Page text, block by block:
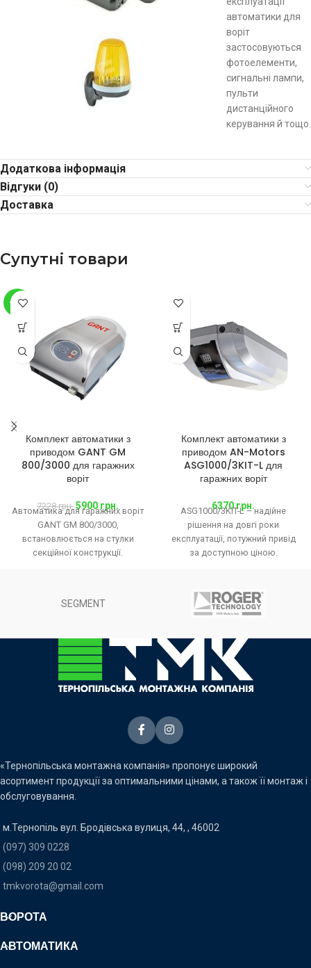
автоматики для
воріт
застосовуються
фотоелементи,
сигнальні лампи,
пульти
дистанційного
керування й тощо.
Додаткова інформація
Відгуки (0)
Доставка
Супутні товари
-18%
Комплект автоматики з
приводом GANT GM
800/3000 для гаражних
воріт
7228грн. 5900 грн.
Автоматика для гаражних воріт
GANT GM 800/3000,
встановлюється на стулки
секційної конструкції.
Комплект автоматики з
приводом AN-Motors
ASG1000/3KIT-L для
гаражних воріт
6370грн.
ASG1000/3KIT-L – надійне
рішення на довгі роки
експлуатації, потужний привід
за доступною ціною.
SEGMENT
«Тернопільська монтажна компанія» пропонує широкий
асортимент продукції за оптимальними цінами, а також її монтаж і
обслуговування.
м.Тернопіль вул. Бродівська вулиця, 44, , 46002
(097) 309 0228
(098) 209 20 02
tmkvorota@gmail.com
ВОРОТА
АВТОМАТИКА